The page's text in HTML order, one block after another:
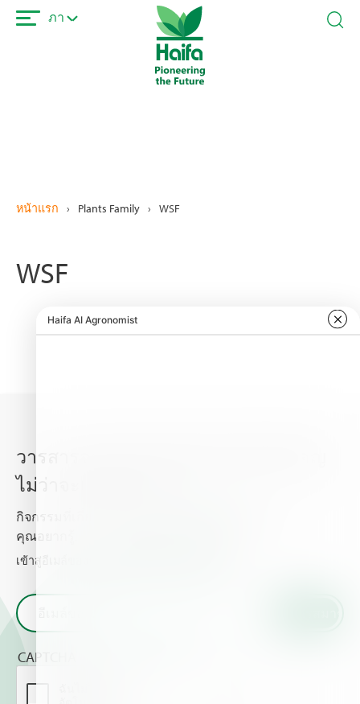
ข้าม
ภา
หน้าแรก › Plants Family › WSF
WSF
วารสารจากไฮฟา อัพเดททุกเรื่องสำคัญ
ไม่ว่าจะเป็นข่าวสาร
กิจกรรมที่เกี่ยวกับพืชปลูก และธาตุอาหารพืช ที่
คุณอยากรู้.
เข้าสู่อีเมล์ของท่านและรับข่าวสารจากเราไฮฟา
CAPTCHA